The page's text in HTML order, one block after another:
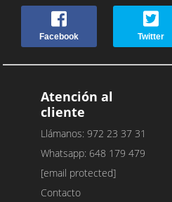
Facebook Twitter
Atención al
cliente
Llámanos: 972 23 37 31
Whatsapp: 648 179 479
[email protected]
Contacto